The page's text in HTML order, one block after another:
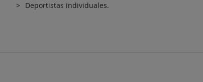
Deportistas individuales.